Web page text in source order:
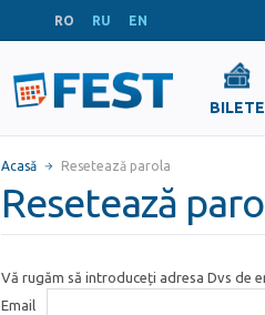
RO RU EN
BILETE
Acasă Resetează parola
Resetează
Vă rugăm să introduceți adresa Dvs de
Email